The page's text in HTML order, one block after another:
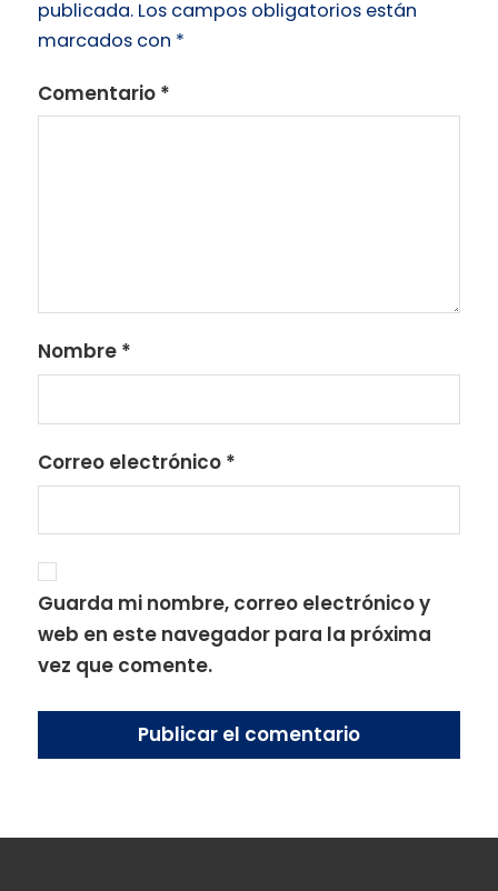
publicada. Los campos obligatorios están
marcados con *
Comentario *
Nombre *
Correo electrónico *
Guarda mi nombre, correo electrónico y
web en este navegador para la próxima
vez que comente.